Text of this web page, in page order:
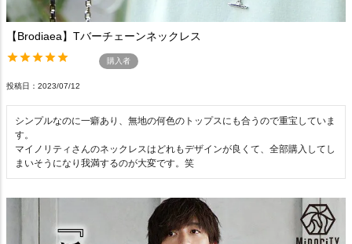
【Brodiaea】Tバーチェーンネックレス
購入者
投稿日 2023/07/12
シンプルなのに一癖あり、無地の何色のトップスにも合うので重宝していま
す。
マイノリティさんのネックレスはどれもデザインが良くて、全部購入してし
まいそうになり我満するのが大変です。笑